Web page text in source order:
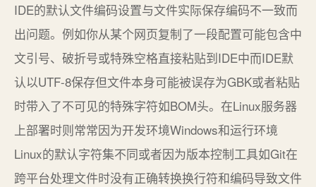
IDE的默认文件编码设置与文件实际保存编码不一致而
出问题。例如你从某个网页复制了一段配置可能包含中
文引号、破折号或特殊空格直接粘贴到IDE中而IDE默
认以UTF-8保存但文件本身可能被误存为GBK或者粘贴
时带入了不可见的特殊字符如BOM头。在Linux服务器
上部署时则常常因为开发环境Windows和运行环境
Linux的默认字符集不同或者因为版本控制工具如Git在
跨平台处理文件时没有正确转换换行符和编码导致文件